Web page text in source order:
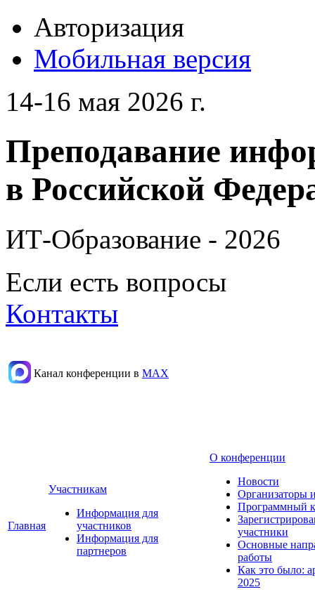
Авторизация
Мобильная версия
14-16 мая 2026 г.
Преподавание
в Российской
ИТ-Образование - 2026
Если есть вопросы
Контакты
Канал конференции в МАХ
Главная
Участникам
Информация для
участников
Информация для
партнеров
О конференции
Новости
Организаторы
Программный
участники
Основные
работы
Как это было:
2025